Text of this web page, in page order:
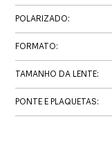
POLARIZADO:
FORMATO:
TAMANHO DA LENTE:
PONTE E PLAQUETAS: